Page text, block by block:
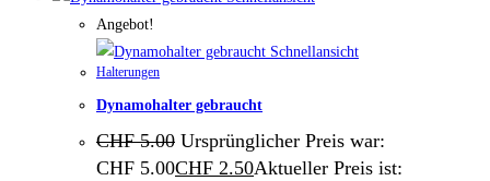
Angebot!
Schnellansicht
Halterungen
Dynamohalter gebraucht
CHF5.00 Ursprünglicher Preis war:
CHF 5.00CHF 2.50Aktueller Preis ist: